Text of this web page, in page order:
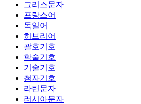
그리스문자
프랑스어
독일어
히브리어
괄호기호
학술기호
기술기호
첨자기호
라틴문자
러시아문자